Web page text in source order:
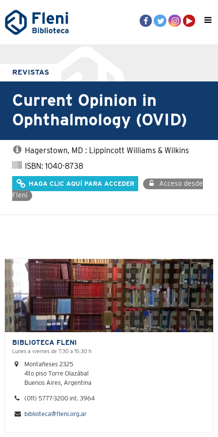
REVISTAS
Current Opinion in
Ophthalmology (OVID)
Hagerstown, MD : Lippincott Williams & Wilkins
ISBN: 1040-8738
HAGA CLIC AQUÍ PARA ACCEDER
Acceso desde
Fleni
BIBLIOTECA FLENI
Lunes a viernes de 7:30 a 15:30 h
Montañeses 2325
4to piso Torre Olazábal
Buenos Aires, Argentina
(011) 5777-3200 int. 3964
biblioteca@fleni.org.ar